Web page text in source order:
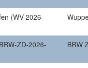
(WV-2026-
ZD-2026-
BRW